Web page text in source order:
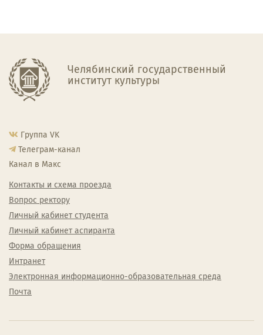
Челябинский государственный
институт культуры
Группа VK
Телеграм-канал
Канал в Макс
Контакты и схема проезда
Вопрос ректору
Личный кабинет студента
Личный кабинет аспиранта
Форма обращения
Интранет
Электронная информационно-образовательная среда
Почта